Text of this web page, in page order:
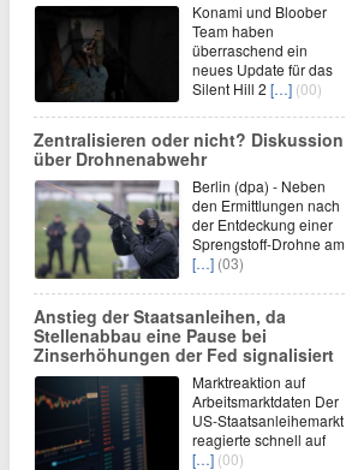
Konami und Bloober
Team haben
überraschend ein
neues Update für das
Silent Hill 2 […] (00)
Zentralisieren oder nicht? Diskussion
über Drohnenabwehr
Berlin (dpa) - Neben
den Ermittlungen nach
der Entdeckung einer
Sprengstoff-Drohne am
[…] (03)
Anstieg der Staatsanleihen, da
Stellenabbau eine Pause bei
Zinserhöhungen der Fed signalisiert
Marktreaktion auf
Arbeitsmarktdaten Der
US-Staatsanleihemarkt
reagierte schnell auf
[…] (00)